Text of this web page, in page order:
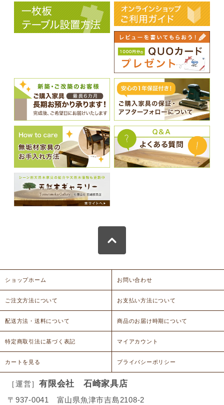
ショップホーム お問い合わせ
ご注文方法について お支払い方法について
配送方法・送料について 商品のお届け時期について
特定商取引法に基づく表記 マイアカウント
カートを見る プライバシーポリシー
［運営］ 有限会社 石崎家具店
〒937-0041 富山県魚津市吉島2108-2